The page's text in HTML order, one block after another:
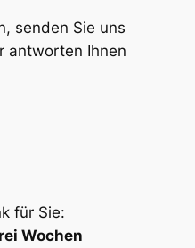
senden Sie uns
antworten Ihnen
für Sie:
Wochen